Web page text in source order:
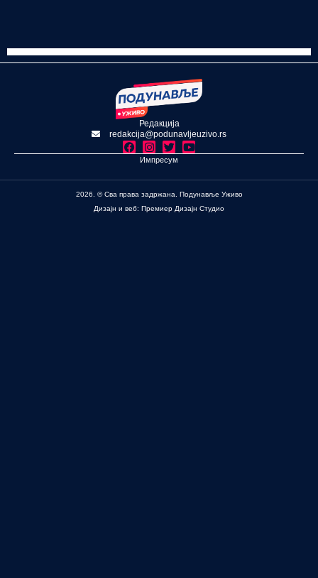
Редакција
redakcija@podunavljeuzivo.rs
Импресум
2026. © Сва права задржана. Подунавље Уживо
Дизајн и веб: Премиер Дизајн Студио